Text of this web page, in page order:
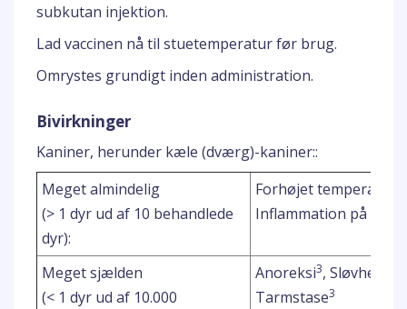
subkutan injektion.
Lad vaccinen nå til stuetemperatur før brug.
Omrystes grundigt inden administration.
Bivirkninger
Kaniner, herunder kæle (dværg)-kaniner::
Meget almindelig
(> 1 dyr ud af 10 behandlede
dyr):
Forhøjet temperatur
Inflammation på
Meget sjælden
(< 1 dyr ud af 10.000
Anoreksi3, Sløvhed
Tarmstase3